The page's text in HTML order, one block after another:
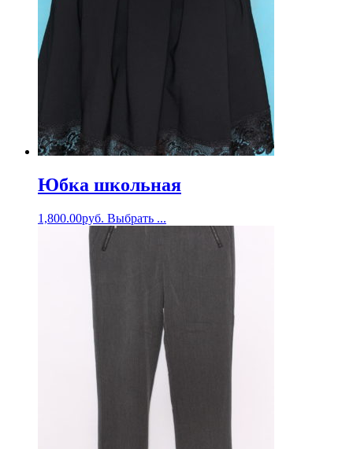
Юбка школьная
1,800.00руб. Выбрать ...